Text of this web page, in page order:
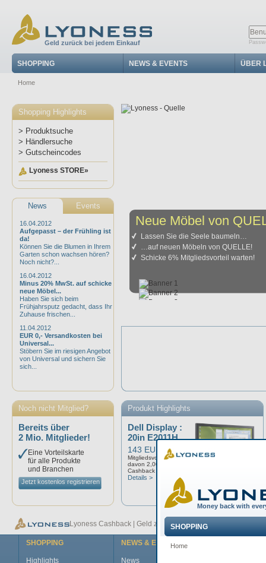
Geld zurück bei jedem Einkauf
SHOPPING NEWS & EVENTS ÜBER
Home
Shopping Highlights
> Produktsuche
> Händlersuche
> Gutscheincodes
Lyoness STORE»
News Events
16.04.2012
Aufgepasst – der Frühling ist
da!
Können Sie die Blumen in Ihrem
Garten schon wachsen hören?
Noch nicht?...
16.04.2012
Minus 20% MwSt. auf schicke
neue Möbel...
Haben Sie sich beim
Frühjahrsputz gedacht, dass Ihr
Zuhause frischen...
11.04.2012
EUR 0,- Versandkosten bei
Universal...
Stöbern Sie im riesigen Angebot
von Universal und sichern Sie
sich...
Noch nicht Mitglied?
Bereits über
2 Mio. Mitglieder!
Eine Vorteilskarte
für alle Produkte
und Branchen
Jetzt kostenlos registrieren
Neue Möbel von
Lassen Sie die Seele baumeln…
…auf neuen Möbeln von QUELLE!
Schicke 6% Mitgliedsvorteil warten!
Produkt Highlights
Dell Display :
20in E2011H...
143 EUR
Mitgliedsvorteil: 3,00%
davon 2,00%
Cashback
Details >
Lyoness Cashback | Geld zurück bei jedem Einkauf -
SHOPPING
Highlights
NEWS & EVENTS
News